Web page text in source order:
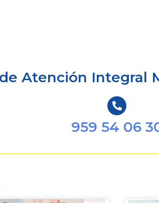
Atención Integral
959 54 06